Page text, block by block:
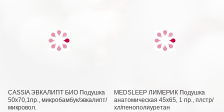
CASSIA ЭВКАЛИПТ БИО Подушка
50х70,1пр., микробамбук/эвкалипт/
микровол.
MEDSLEEP ЛИМЕРИК Подушка
анатомическая 45х65, 1 пр., плстр/
хл/пенополиуретан